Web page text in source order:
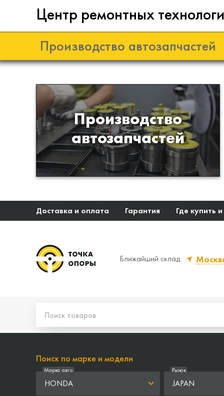
Центр ремонтных
Производство автозапчастей
Производство
автозапчастей
Разработка и
производство деталей из
эластомеров для подвески
автомобиля
Доставка и оплата Гарантия Где купить
Ближайший склад:
Поиск по марке и модели
HONDA
Марка авто
JAPAN
Рынок